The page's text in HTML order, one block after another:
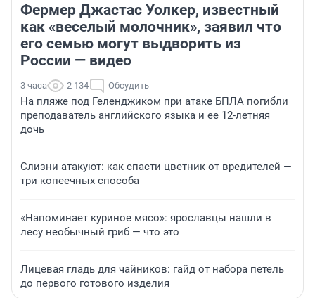
Фермер Джастас Уолкер, известный
как «веселый молочник», заявил что
его семью могут выдворить из
России — видео
3 часа 2 134 Обсудить
На пляже под Геленджиком при атаке БПЛА погибли
преподаватель английского языка и ее 12-летняя
дочь
Слизни атакуют: как спасти цветник от вредителей —
три копеечных способа
«Напоминает куриное мясо»: ярославцы нашли в
лесу необычный гриб — что это
Лицевая гладь для чайников: гайд от набора петель
до первого готового изделия